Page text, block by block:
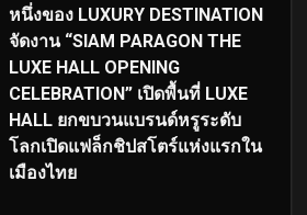
หนึ่งของ LUXURY DESTINATION
จัดงาน “SIAM PARAGON THE
LUXE HALL OPENING
CELEBRATION” เปิดพื้นที่ LUXE
HALL ยกขบวนแบรนด์หรูระดับ
โลกเปิดแฟล็กชิปสโตร์แห่งแรกใน
เมืองไทย